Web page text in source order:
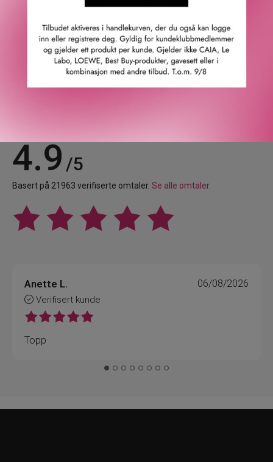
GTIN: 8809844997376
Leverandørs artikkelnummer: h7y0010000
Våre kunder om oss
4.9 /5
Basert på 21963 verifiserte omtaler. Se alle omtaler.
Anette L.
Verifisert kunde
06/08/2026
Topp